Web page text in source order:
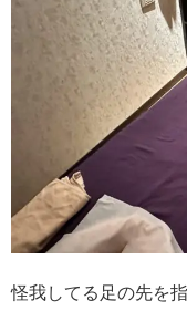
怪我してる足の先を